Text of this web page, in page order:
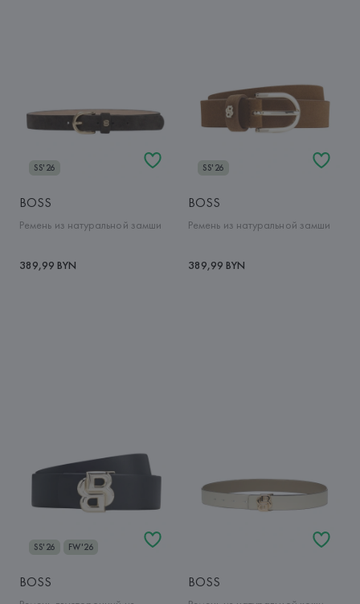
SS'26
BOSS
Ремень из натуральной замши
389,99 BYN
SS'26
BOSS
Ремень из натуральной замши
389,99 BYN
SS'26 FW'26
BOSS BOSS